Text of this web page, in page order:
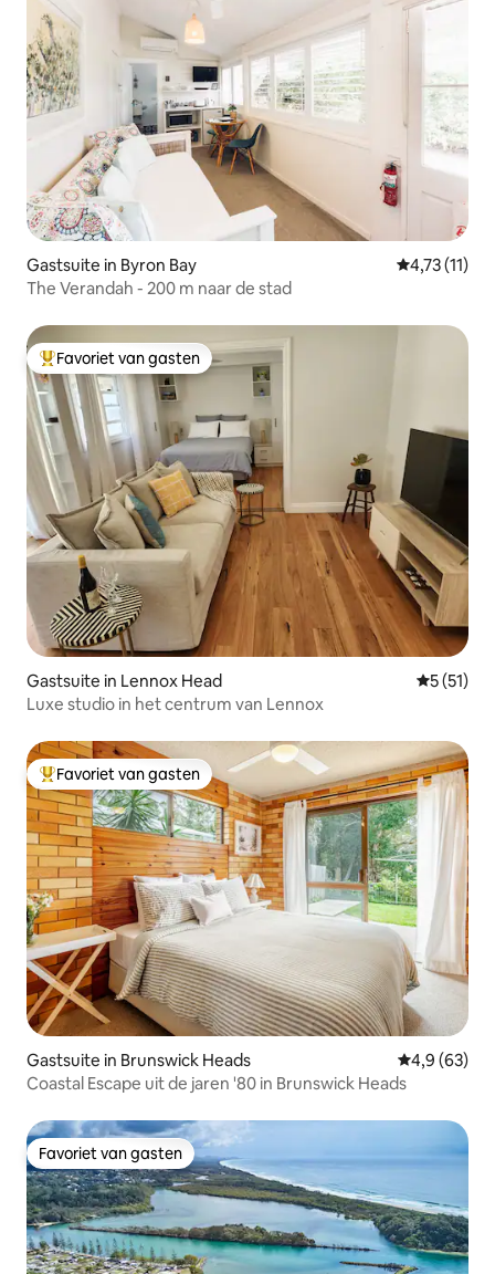
Gastsuite in Byron Bay Gemiddelde
4,73 (11)
The Verandah - 200 m naar de stad
Topfavoriet van gasten
Favoriet van gasten
Gastsuite in Lennox Head
5 (51)
Luxe studio in het centrum van Lennox
Topfavoriet van gasten
Favoriet van gasten
Gastsuite in Brunswick Heads Gemiddelde
4,9 (63)
Coastal Escape uit de jaren '80 in Brunswick Heads
Favoriet van gasten
Favoriet van gasten